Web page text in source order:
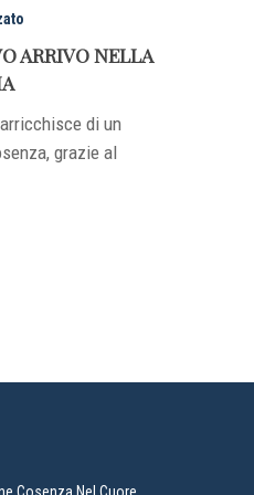
ARRIVO NELLA
di un
grazie al